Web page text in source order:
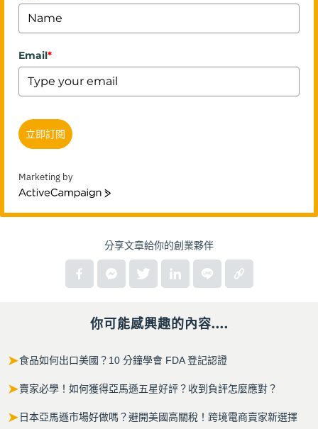
Email*
立即訂閱
Marketing by
ActiveCampaign
分享文章給你的創業夥伴
你可能感興趣的內容....
➤食品如何出口美國？10 分鐘學會 FDA 登記認證
➤賣家必學！如何獲得亞馬遜五星好評？收到負評怎麼應對？
➤ 日本亞馬遜市場好做嗎？避開美國高關稅！跨境電商賣家新選擇